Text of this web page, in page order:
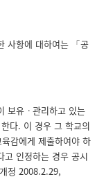
사항에 대하여는 「공
보유ㆍ관리하고 있는
다. 이 경우 그 학교의
감에게 제출하여야 하
고 인정하는 경우 공시
정 2008.2.29,